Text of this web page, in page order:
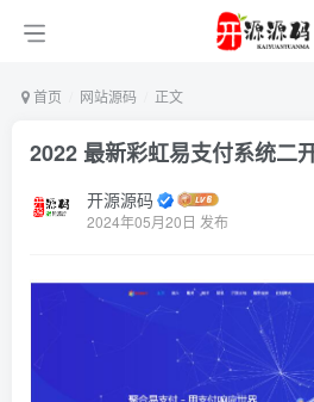
首页 网站源码 正文
2022 最新彩虹易支付系统二
开源源码
2024年05月20日 发布